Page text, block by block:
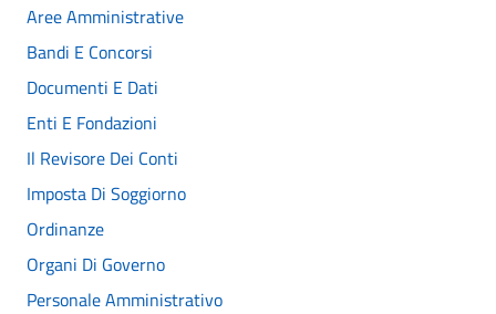
Aree Amministrative
Bandi E Concorsi
Documenti E Dati
Enti E Fondazioni
Il Revisore Dei Conti
Imposta Di Soggiorno
Ordinanze
Organi Di Governo
Personale Amministrativo